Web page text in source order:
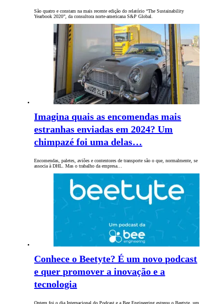
São quatro e constam na mais recente edição do relatório “The Sustainability
Yearbook 2020”, da consultora norte-americana S&P Global.
Imagina quais as encomendas mais
estranhas enviadas em 2024? Um
chimpazé foi uma delas…
Encomendas, paletes, aviões e contentores de transporte são o que, normalmente, se
associa à DHL. Mas o trabalho da empresa…
Conhece o Beetyte? É um novo podcast
e quer promover a inovação e a
tecnologia